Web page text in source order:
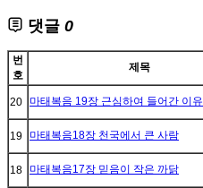
댓글 0
번
호
제목
20 마태복음 19장 근심하여 들어간 이유
19 마태복음18장 천국에서 큰 사람
18 마태복음17장 믿음이 작은 까닭